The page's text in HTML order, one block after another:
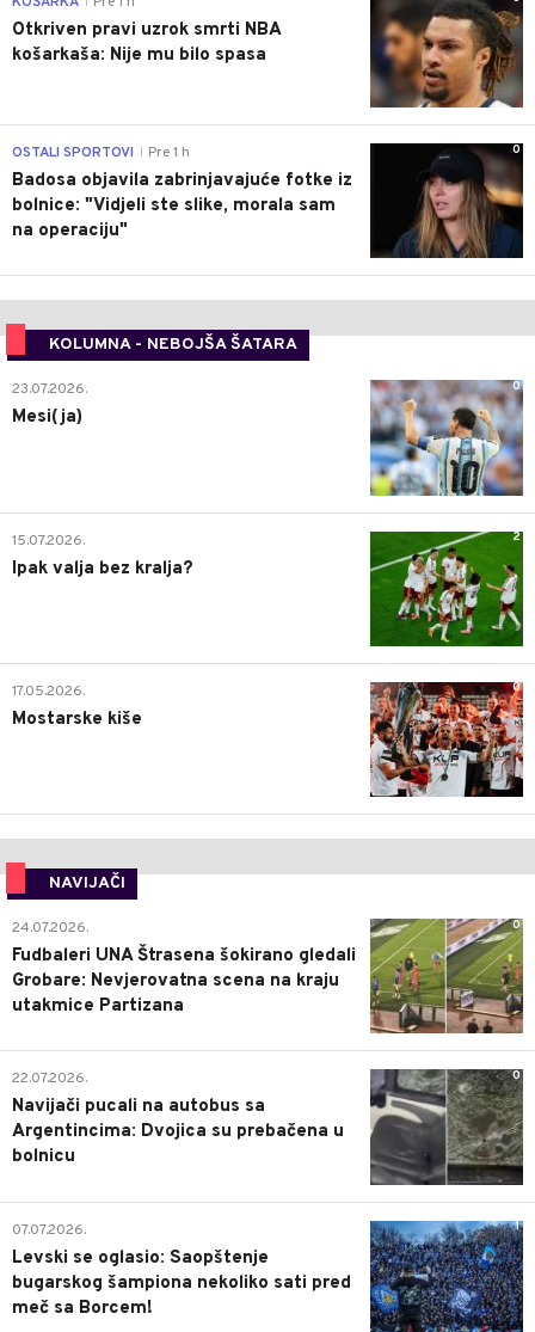
Otkriven pravi uzrok smrti NBA
košarkaša: Nije mu bilo spasa
0
OSTALI SPORTOVI Pre 1 h
Badosa objavila zabrinjavajuće fotke iz
bolnice: "Vidjeli ste slike, morala sam
na operaciju"
KOLUMNA - NEBOJŠA ŠATARA
0
23.07.2026.
Mesi(ja)
2
15.07.2026.
Ipak valja bez kralja?
0
17.05.2026.
Mostarske kiše
NAVIJAČI
0
24.07.2026.
Fudbaleri UNA Štrasena šokirano gledali
Grobare: Nevjerovatna scena na kraju
utakmice Partizana
0
22.07.2026.
Navijači pucali na autobus sa
Argentincima: Dvojica su prebačena u
bolnicu
1
07.07.2026.
Levski se oglasio: Saopštenje
bugarskog šampiona nekoliko sati pred
meč sa Borcem!